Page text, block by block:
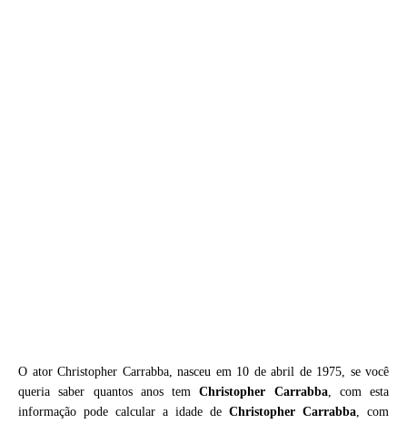
O ator Christopher Carrabba, nasceu em 10 de abril de 1975, se você
queria saber quantos anos temChristopher Carrabba, com esta
informação pode calcular a idade de Christopher Carrabba, com